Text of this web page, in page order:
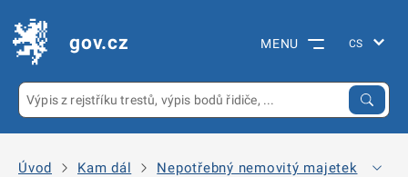
gov.cz MENU
Úvod Kam dál Nepotřebný nemovitý majetek